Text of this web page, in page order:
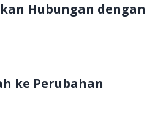
Hubungan dengan
ke Perubahan